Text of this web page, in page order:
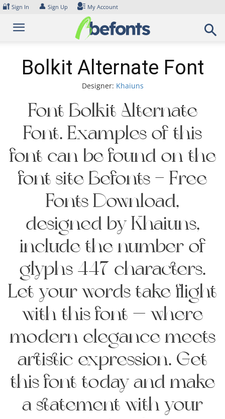
Skip
content
🔐 Sign In 👤 Sign Up My Account
Bolkit Alternate Font
Designer: Khaiuns
Font Bolkit Alternate
Font. Examples of this
font can be found on the
font site Befonts – Free
Fonts Download,
designed by Khaiuns,
include the number of
glyphs 447 characters.
Let your words take flight
with this font — where
modern elegance meets
artistic expression. Get
this font today and make
a statement with your